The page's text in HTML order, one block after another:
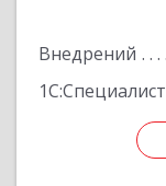
Внедрений
1С:Специалист